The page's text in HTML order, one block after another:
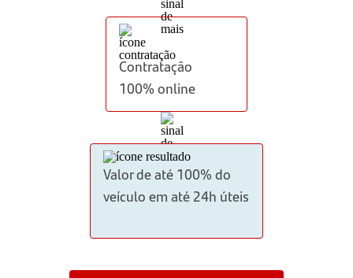
Contratação
100% online
Valor de até 100% do
veículo em até 24h úteis